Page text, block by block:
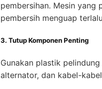
pembersihan. Mesin yang
pembersih menguap
3. Tutup Komponen Penting
Gunakan plastik
alternator, dan kabel-